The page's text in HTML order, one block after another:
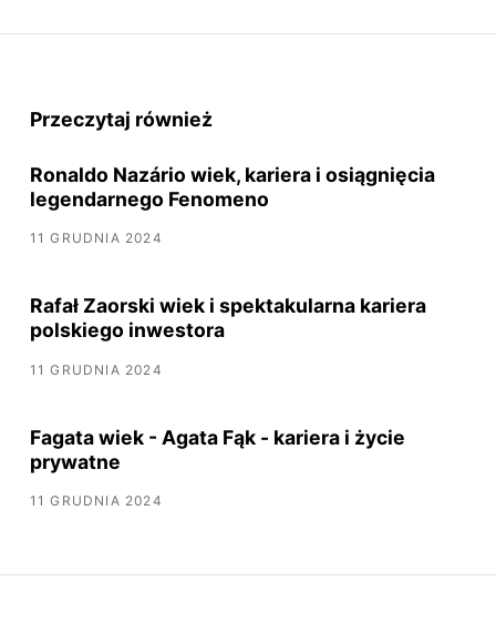
Przeczytaj również
Ronaldo Nazário wiek, kariera i osiągnięcia
legendarnego Fenomeno
11 GRUDNIA 2024
Rafał Zaorski wiek i spektakularna kariera
polskiego inwestora
11 GRUDNIA 2024
Fagata wiek - Agata Fąk - kariera i życie
prywatne
11 GRUDNIA 2024